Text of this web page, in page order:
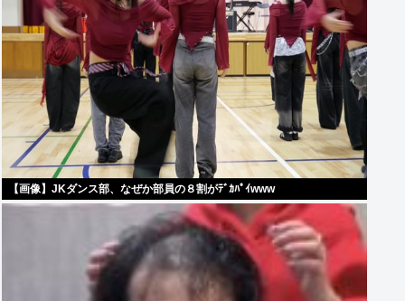
【画像】JKダンス部、なぜか部員の８割がﾃﾞｶﾊﾟｲwww